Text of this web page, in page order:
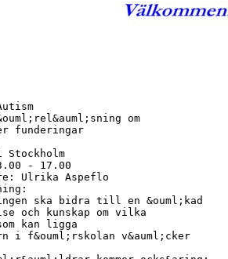
om
funderingar
Stockholm
- 17.00
Ulrika Aspeflo
ska bidra till en &ouml;kad
och kunskap om vilka
kan ligga
i f&ouml;rskolan v&auml;cker